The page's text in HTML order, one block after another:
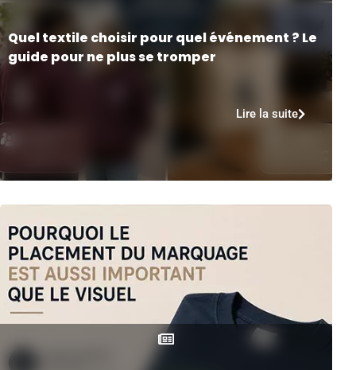
Quel textile choisir pour quel événement ? Le
guide pour ne plus se tromper
Lire la suite